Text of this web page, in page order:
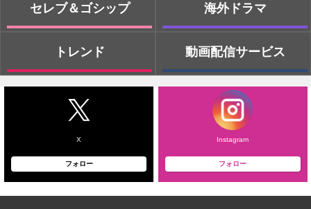
セレブ＆ゴシップ
トレンド
海外ドラマ
動画配信サービス
X
フォロー
Instagram
フォロー